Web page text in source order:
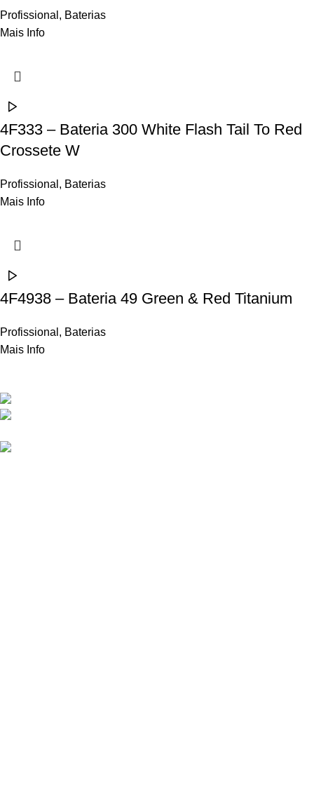
Profissional , Baterias
Mais Info
4F333 – Bateria 300 White Flash Tail To Red
Crossete W
Profissional , Baterias
Mais Info
4F4938 – Bateria 49 Green & Red Titanium
Profissional , Baterias
Mais Info